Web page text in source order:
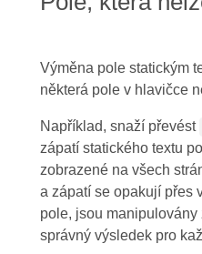
Výměna pole statickým
některá pole v hlavičce
Například, snaží převést
zápatí statického textu
zobrazené na všech
a zápatí se opakují přes
pole, jsou
správný výsledek pro